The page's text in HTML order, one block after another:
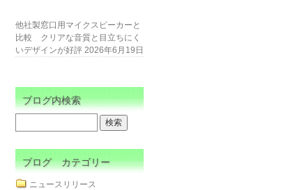
他社製窓口用マイクスピーカーと
比較 クリアな音質と目立ちにく
いデザインが好評 2026年6月19日
ブログ内検索
ブログ カテゴリー
ニュースリリース